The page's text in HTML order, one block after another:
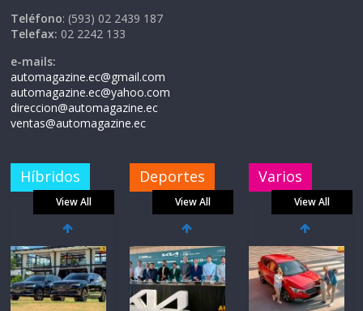
Teléfono: (593) 02 2439 187
Telefax: 02 2242 133
e-mails:
automagazine.ec@gmail.com
automagazine.ec@yahoo.com
direccion@automagazine.ec
ventas@automagazine.ec
Híbridos
View All
Deportes
View All
Varios
View All